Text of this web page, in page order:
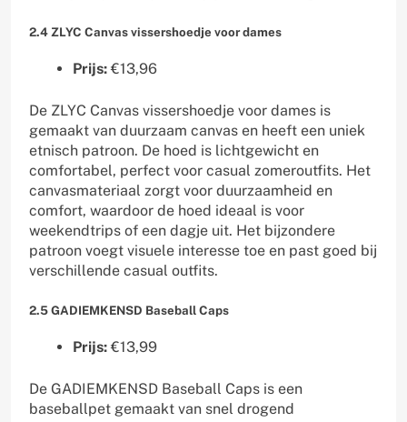
2.4 ZLYC Canvas vissershoedje voor dames
Prijs:€13,96
De ZLYC Canvas vissershoedje voor dames is
gemaakt van duurzaam canvas en heeft een uniek
etnisch patroon. De hoed is lichtgewicht en
comfortabel, perfect voor casual zomeroutfits. Het
canvasmateriaal zorgt voor duurzaamheid en
comfort, waardoor de hoed ideaal is voor
weekendtrips of een dagje uit. Het bijzondere
patroon voegt visuele interesse toe en past goed bij
verschillende casual outfits.
2.5 GADIEMKENSD Baseball Caps
Prijs:€13,99
De GADIEMKENSD Baseball Caps is een
baseballpet gemaakt van snel drogend